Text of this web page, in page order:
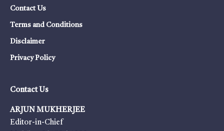
Contact Us
Terms and Conditions
Disclaimer
Privacy Policy
Contact Us
ARJUN MUKHERJEE
Editor-in-Chief